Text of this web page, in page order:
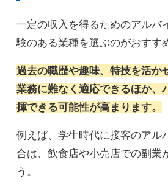
一定の収入を得るためのアルバ
験のある業種を選ぶのがおすす
過去の職歴や趣味、特技を活か
業務に難なく適応できるほか、
揮できる可能性が高まります。
例えば、学生時代に接客のアル
合は、飲食店や小売店での副業
う。